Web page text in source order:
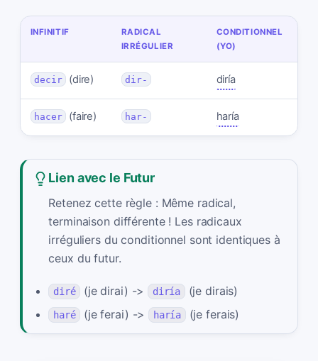
INFINITIF
RADICAL
IRRÉGULIER
CONDITIONNEL
(YO)
decir (dire) dir- diría
hacer (faire) har- haría
Lien avec le Futur
Retenez cette règle : Même radical,
terminaison différente ! Les radicaux
irréguliers du conditionnel sont identiques à
ceux du futur.
diré (je dirai) -> diría (je dirais)
haré (je ferai) -> haría (je ferais)